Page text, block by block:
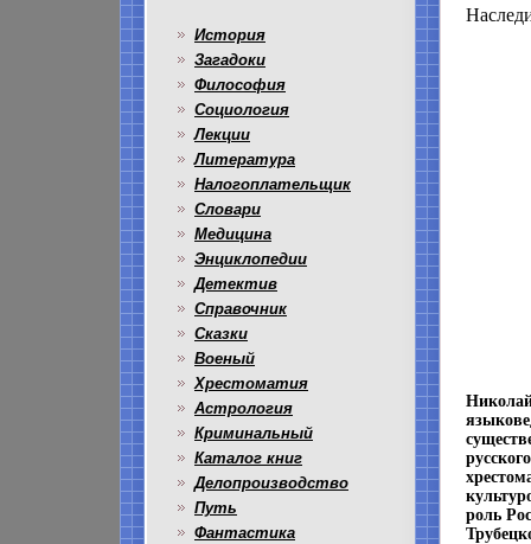
История
Загадоки
Философия
Социология
Лекции
Литература
Налогоплательщик
Словари
Медицина
Энциклопедии
Детектив
Справочник
Сказки
Военый
Хрестоматия
Астрология
Криминальный
Каталог книг
Делопроизводство
Путь
Фантастика
роль